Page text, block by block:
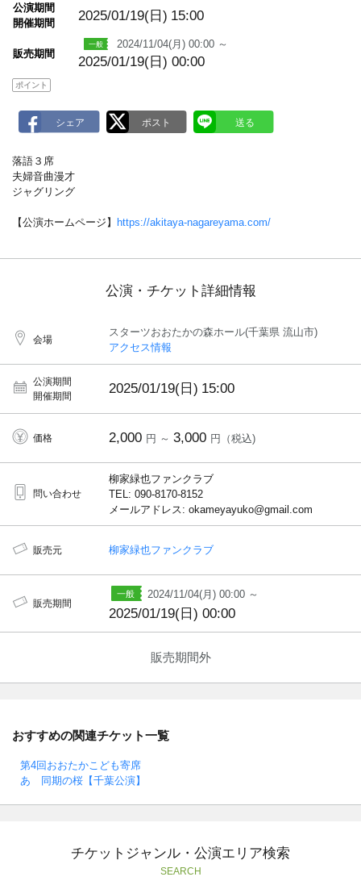
公演期間
開催期間
2025/01/19(日) 15:00
販売期間
2024/11/04(月) 00:00 ～
2025/01/19(日) 00:00
ポイント
落語３席
夫婦音曲漫才
ジャグリング
【公演ホームページ】 https://akitaya-nagareyama.com/
公演・チケット詳細情報
会場
スターツおおたかの森ホール(千葉県 流山市)
アクセス情報
公演期間
開催期間
2025/01/19(日) 15:00
価格 2,000 円 ～ 3,000 円（税込)
問い合わせ
柳家緑也ファンクラブ
TEL: 090-8170-8152
メールアドレス: okameyayuko@gmail.com
販売元 柳家緑也ファンクラブ
販売期間
2024/11/04(月) 00:00 ～
2025/01/19(日) 00:00
販売期間外
おすすめの関連チケット一覧
第4回おおたかこども寄席
あゝ同期の桜【千葉公演】
チケットジャンル・公演エリア検索
SEARCH